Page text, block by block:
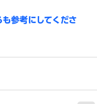
参考にしてくださ